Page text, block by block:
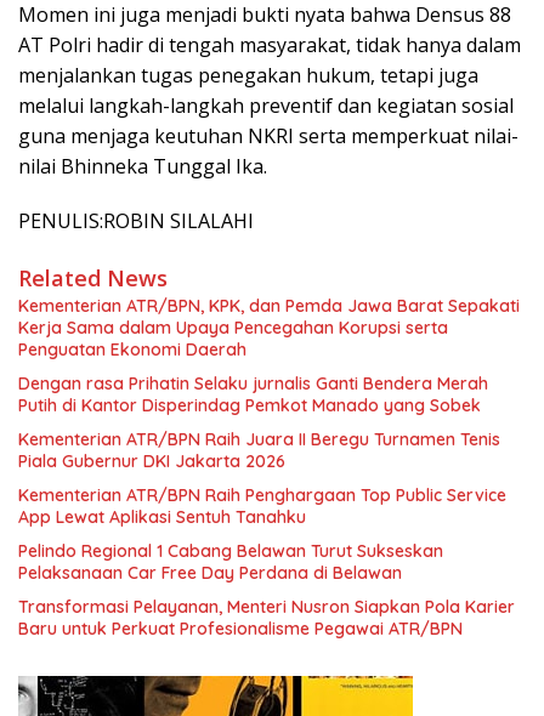
Momen ini juga menjadi bukti nyata bahwa Densus 88
AT Polri hadir di tengah masyarakat, tidak hanya dalam
menjalankan tugas penegakan hukum, tetapi juga
melalui langkah-langkah preventif dan kegiatan sosial
guna menjaga keutuhan NKRI serta memperkuat nilai-
nilai Bhinneka Tunggal Ika.
PENULIS:ROBIN SILALAHI
Related News
Kementerian ATR/BPN, KPK, dan Pemda Jawa Barat Sepakati
Kerja Sama dalam Upaya Pencegahan Korupsi serta
Penguatan Ekonomi Daerah
Dengan rasa Prihatin Selaku jurnalis Ganti Bendera Merah
Putih di Kantor Disperindag Pemkot Manado yang Sobek
Kementerian ATR/BPN Raih Juara II Beregu Turnamen Tenis
Piala Gubernur DKI Jakarta 2026
Kementerian ATR/BPN Raih Penghargaan Top Public Service
App Lewat Aplikasi Sentuh Tanahku
Pelindo Regional 1 Cabang Belawan Turut Sukseskan
Pelaksanaan Car Free Day Perdana di Belawan
Transformasi Pelayanan, Menteri Nusron Siapkan Pola Karier
Baru untuk Perkuat Profesionalisme Pegawai ATR/BPN